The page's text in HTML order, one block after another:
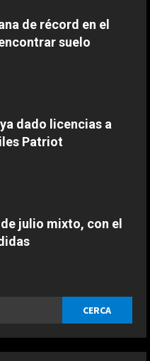
de récord en el
suelo
dado licencias a
Patriot
julio mixto, con el
gesto de Márquez
nada…”
reflexión de Norris
con Piastri: “Me
un mito de MotoGP
por el Mundial: “El